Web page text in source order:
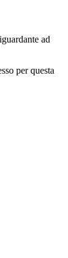
ad
per questa